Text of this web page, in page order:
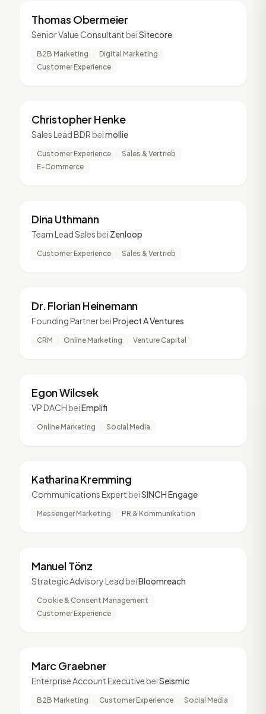
TO
Thomas Obermeier
Senior Value Consultant beiSitecore
B2B Marketing
Digital Marketing
Customer Experience
CH
Christopher Henke
Sales Lead BDR beimollie
Customer Experience
Sales & Vertrieb
E-Commerce
DU
Dina Uthmann
Team Lead Sales bei Zenloop
Customer Experience Sales & Vertrieb
DF
Dr. Florian Heinemann
Founding PartnerbeiProject A Ventures
CRM Online Marketing Venture Capital
EW
Egon Wilcsek
VP DACH beiEmplifi
Online Marketing Social Media
KK
Katharina Kremming
Communications Expert beiSINCH Engage
Messenger Marketing PR & Kommunikation
MT
Manuel Tönz
Strategic Advisory Lead beiBloomreach
Cookie & Consent Management
Customer Experience
MG
Marc Graebner
Enterprise Account Executive beiSeismic
B2B Marketing Customer Experience Social Media